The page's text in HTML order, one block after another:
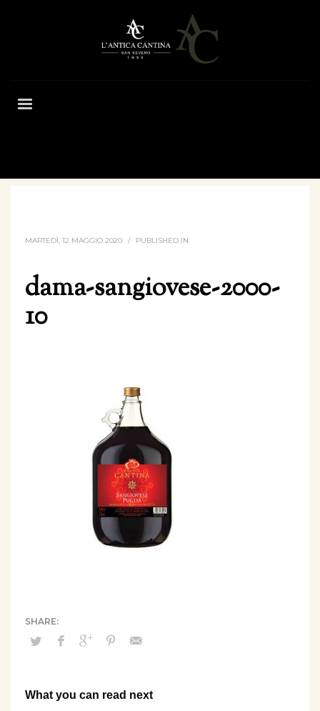
MARTEDÌ, 12 MAGGIO 2020 / PUBLISHED IN
dama-sangiovese-2000-
10
What you can read next